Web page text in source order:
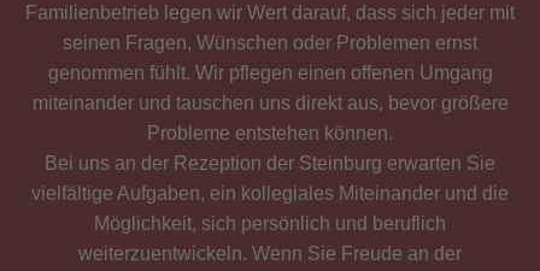
Familienbetrieb legen wir Wert darauf, dass sich jeder mit
seinen Fragen, Wünschen oder Problemen ernst
genommen fühlt. Wir pflegen einen offenen Umgang
miteinander und tauschen uns direkt aus, bevor größere
Probleme entstehen können.
Bei uns an der Rezeption der Steinburg erwarten Sie
vielfältige Aufgaben, ein kollegiales Miteinander und die
Möglichkeit, sich persönlich und beruflich
weiterzuentwickeln. Wenn Sie Freude an der